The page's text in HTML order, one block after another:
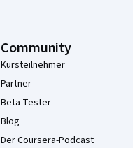
Community
Kursteilnehmer
Partner
Beta-Tester
Blog
Der Coursera-Podcast